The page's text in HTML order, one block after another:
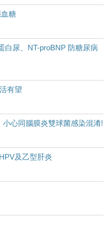
糖
白尿、NT-proBNP 防糖尿病
有望
心同腦膜炎雙球菌感染混淆!
及乙型肝炎